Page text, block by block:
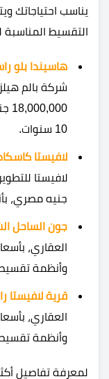
يناسب احتياجاتك
التقسيط
هاسيندا بلو
شركة بالم
10 سنوات.
لافيستا
جنيه مصري،
جون الساحل
وأنظمة تقسيط
قرية لافيستا
وأنظمة تقسيط
لمعرفة تفاصيل